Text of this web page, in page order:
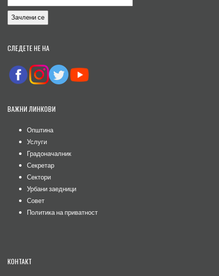
СЛЕДЕТЕ НЕ НА
ВАЖНИ ЛИНКОВИ
Општина
Услуги
Градоначалник
Секретар
Сектори
Урбани заедници
Совет
Политика на приватност
КОНТАКТ